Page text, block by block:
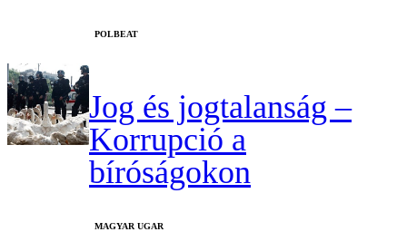
‎POLBEAT
Jog és jogtalanság –
Korrupció a
bíróságokon
MAGYAR UGAR